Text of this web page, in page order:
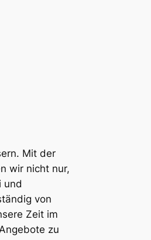
Mit der
wir nicht nur,
und
von
Zeit im
zu